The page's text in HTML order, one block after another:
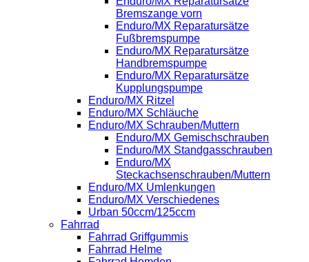
Bremszange vorn
Enduro/MX Reparatursätze
Fußbremspumpe
Enduro/MX Reparatursätze
Handbremspumpe
Enduro/MX Reparatursätze
Kupplungspumpe
Enduro/MX Ritzel
Enduro/MX Schläuche
Enduro/MX Schrauben/Muttern
Enduro/MX Gemischschrauben
Enduro/MX Standgasschrauben
Enduro/MX
Steckachsenschrauben/Muttern
Enduro/MX Umlenkungen
Enduro/MX Verschiedenes
Urban 50ccm/125ccm
Fahrrad
Fahrrad Griffgummis
Fahrrad Helme